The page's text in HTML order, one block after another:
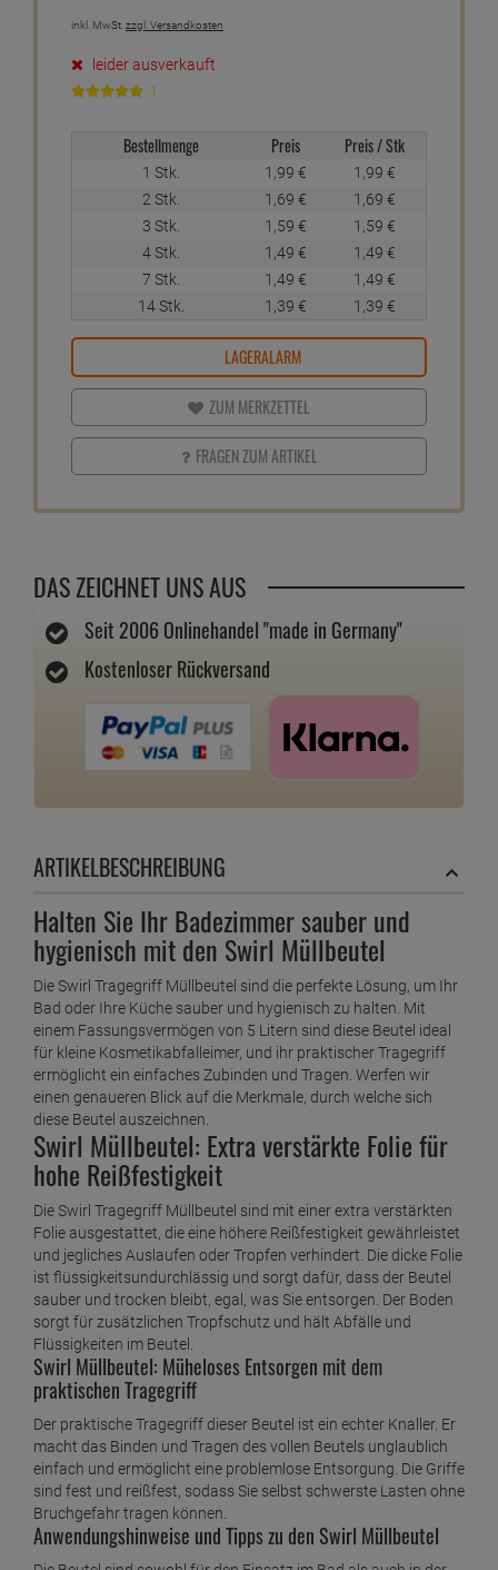
inkl. MwSt.zzgl. Versandkosten
leider ausverkauft
1
Bestellmenge Preis Preis / Stk
1 Stk. 1, 99 € 1, 99 €
2 Stk.
1, 69 € 1, 69 €
3 Stk.
1, 59 € 1, 59 €
4 Stk.
1, 49 € 1, 49 €
7 Stk.
1, 49 € 1, 49 €
14 Stk.
1, 39 € 1, 39 €
LAGERALARM
ZUM MERKZETTEL
FRAGEN ZUM ARTIKEL
DAS ZEICHNET UNS AUS
Seit 2006 Onlinehandel "made in Germany"
Kostenloser Rückversand
ARTIKELBESCHREIBUNG
Halten Sie Ihr Badezimmer sauber und
hygienisch mit den Swirl Müllbeutel
Die Swirl Tragegriff Müllbeutel sind die perfekte Lösung, um Ihr
Bad oder Ihre Küche sauber und hygienisch zu halten. Mit
einem Fassungsvermögen von 5 Litern sind diese Beutel ideal
für kleine Kosmetikabfalleimer, und ihr praktischer Tragegriff
ermöglicht ein einfaches Zubinden und Tragen. Werfen wir
einen genaueren Blick auf die Merkmale, durch welche sich
diese Beutel auszeichnen.
Swirl Müllbeutel: Extra verstärkte Folie für
hohe Reißfestigkeit
Die Swirl Tragegriff Müllbeutel sind mit einer extra verstärkten
Folie ausgestattet, die eine höhere Reißfestigkeit gewährleistet
und jegliches Auslaufen oder Tropfen verhindert. Die dicke Folie
ist flüssigkeitsundurchlässig und sorgt dafür, dass der Beutel
sauber und trocken bleibt, egal, was Sie entsorgen. Der Boden
sorgt für zusätzlichen Tropfschutz und hält Abfälle und
Flüssigkeiten im Beutel.
Swirl Müllbeutel: Müheloses Entsorgen mit dem
praktischen Tragegriff
Der praktische Tragegriff dieser Beutel ist ein echter Knaller. Er
macht das Binden und Tragen des vollen Beutels unglaublich
einfach und ermöglicht eine problemlose Entsorgung. Die Griffe
sind fest und reißfest, sodass Sie selbst schwerste Lasten ohne
Bruchgefahr tragen können.
Anwendungshinweise und Tipps zu den Swirl Müllbeutel